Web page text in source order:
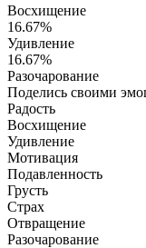
Восхищение
16.67%
Удивление
16.67%
Разочарование
Поделись своими
Радость
Восхищение
Удивление
Мотивация
Подавленность
Грусть
Страх
Отвращение
Разочарование